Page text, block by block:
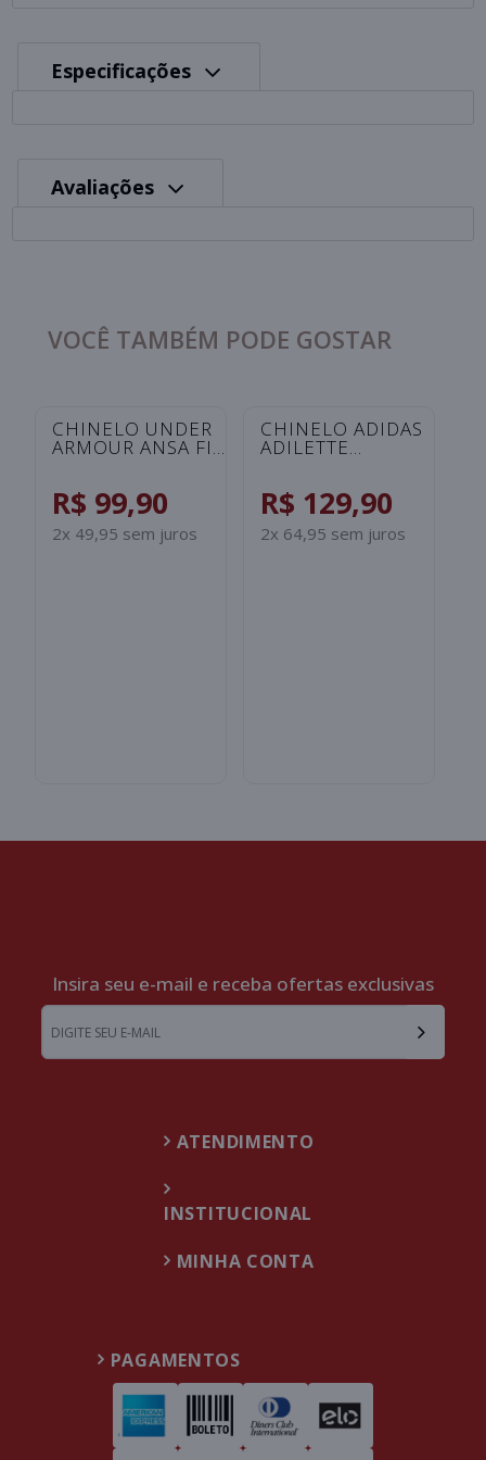
Especificações
Avaliações
VOCÊ TAMBÉM PODE GOSTAR
Insira seu e-mail e receba ofertas exclusivas
ATENDIMENTO
INSTITUCIONAL
MINHA CONTA
PAGAMENTOS